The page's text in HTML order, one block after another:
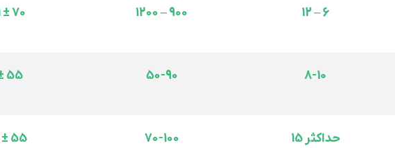
6 – 12
900 – 1200
70 ± 1 %
8-10
50-90
55 ± 1
حداکثر 15 70-100
55 ± 1 %